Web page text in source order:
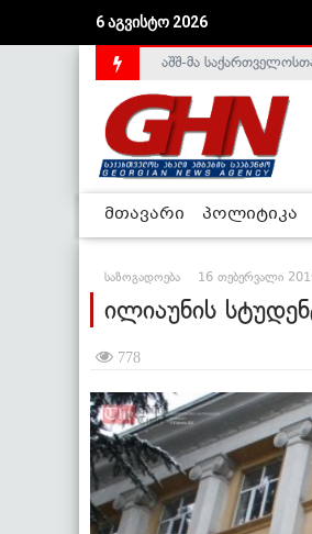
6 აგვისტო 2026
საქართველოს დე-
მთავარი პოლიტიკა
საზოგადოება 16 თებერვალი
ილიაუნის
778